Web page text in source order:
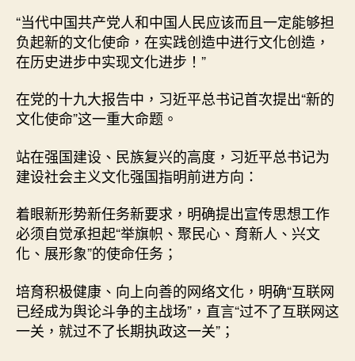
“当代中国共产党人和中国人民应该而且一定能够担
负起新的文化使命，在实践创造中进行文化创造，
在历史进步中实现文化进步！”
在党的十九大报告中，习近平总书记首次提出“新的
文化使命”这一重大命题。
站在强国建设、民族复兴的高度，习近平总书记为
建设社会主义文化强国指明前进方向：
着眼新形势新任务新要求，明确提出宣传思想工作
必须自觉承担起“举旗帜、聚民心、育新人、兴文
化、展形象”的使命任务；
培育积极健康、向上向善的网络文化，明确“互联网
已经成为舆论斗争的主战场”，直言“过不了互联网这
一关，就过不了长期执政这一关”；